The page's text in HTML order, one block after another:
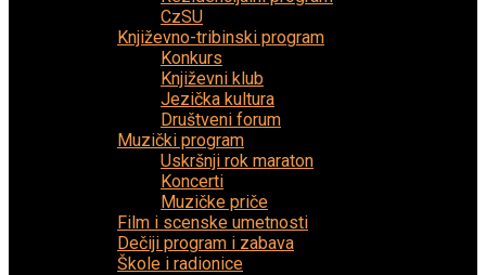
CzSU
Književno-tribinski program
Konkurs
Književni klub
Jezička kultura
Društveni forum
Muzički program
Uskršnji rok maraton
Koncerti
Muzičke priče
Film i scenske umetnosti
Dečiji program i zabava
Škole i radionice